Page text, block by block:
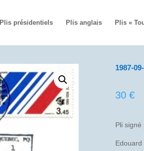
Plis présidentiels Plis anglais Plis «
1987-
30 €
Pli signé